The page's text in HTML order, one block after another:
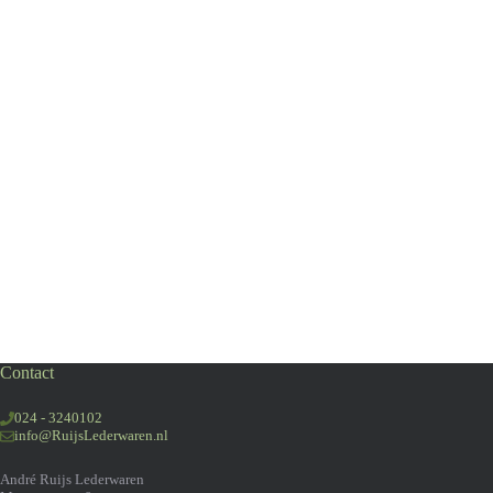
Contact
024 - 3240102
info@RuijsLederwaren.nl
André Ruijs Lederwaren